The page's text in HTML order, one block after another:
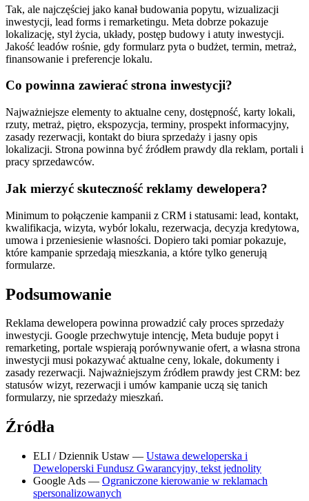
Tak, ale najczęściej jako kanał budowania popytu, wizualizacji
inwestycji, lead forms i remarketingu. Meta dobrze pokazuje
lokalizację, styl życia, układy, postęp budowy i atuty inwestycji.
Jakość leadów rośnie, gdy formularz pyta o budżet, termin, metraż,
finansowanie i preferencje lokalu.
Co powinna zawierać strona inwestycji?
Najważniejsze elementy to aktualne ceny, dostępność, karty lokali,
rzuty, metraż, piętro, ekspozycja, terminy, prospekt informacyjny,
zasady rezerwacji, kontakt do biura sprzedaży i jasny opis
lokalizacji. Strona powinna być źródłem prawdy dla reklam, portali i
pracy sprzedawców.
Jak mierzyć skuteczność reklamy dewelopera?
Minimum to połączenie kampanii z CRM i statusami: lead, kontakt,
kwalifikacja, wizyta, wybór lokalu, rezerwacja, decyzja kredytowa,
umowa i przeniesienie własności. Dopiero taki pomiar pokazuje,
które kampanie sprzedają mieszkania, a które tylko generują
formularze.
Podsumowanie
Reklama dewelopera powinna prowadzić cały proces sprzedaży
inwestycji. Google przechwytuje intencję, Meta buduje popyt i
remarketing, portale wspierają porównywanie ofert, a własna strona
inwestycji musi pokazywać aktualne ceny, lokale, dokumenty i
zasady rezerwacji. Najważniejszym źródłem prawdy jest CRM: bez
statusów wizyt, rezerwacji i umów kampanie uczą się tanich
formularzy, nie sprzedaży mieszkań.
Źródła
ELI / Dziennik Ustaw — Ustawa deweloperska i
Deweloperski Fundusz Gwarancyjny, tekst jednolity
Google Ads — Ograniczone kierowanie w reklamach
spersonalizowanych